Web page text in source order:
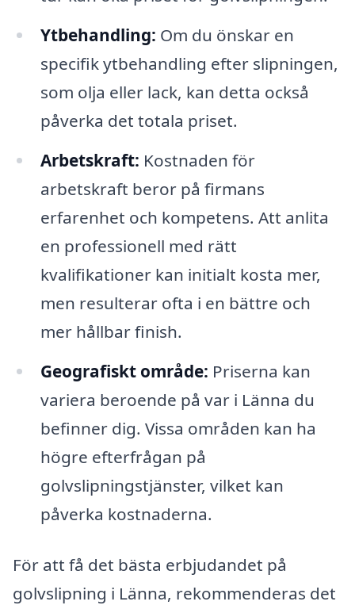
Ytbehandling: Om du önskar en
specifik ytbehandling efter slipningen,
som olja eller lack, kan detta också
påverka det totala priset.
Arbetskraft: Kostnaden för
arbetskraft beror på firmans
erfarenhet och kompetens. Att anlita
en professionell med rätt
kvalifikationer kan initialt kosta mer,
men resulterar ofta i en bättre och
mer hållbar finish.
Geografiskt område: Priserna kan
variera beroende på var i Länna du
befinner dig. Vissa områden kan ha
högre efterfrågan på
golvslipningstjänster, vilket kan
påverka kostnaderna.
För att få det bästa erbjudandet på
golvslipning i Länna, rekommenderas det